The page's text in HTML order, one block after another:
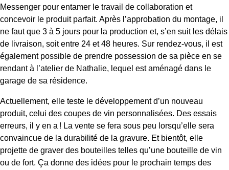
Messenger pour entamer le travail de collaboration et
concevoir le produit parfait. Après l’approbation du montage, il
ne faut que 3 à 5 jours pour la production et, s’en suit les délais
de livraison, soit entre 24 et 48 heures. Sur rendez-vous, il est
également possible de prendre possession de sa pièce en se
rendant à l’atelier de Nathalie, lequel est aménagé dans le
garage de sa résidence.
Actuellement, elle teste le développement d’un nouveau
produit, celui des coupes de vin personnalisées. Des essais
erreurs, il y en a ! La vente se fera sous peu lorsqu’elle sera
convaincue de la durabilité de la gravure. Et bientôt, elle
projette de graver des bouteilles telles qu’une bouteille de vin
ou de fort. Ça donne des idées pour le prochain temps des